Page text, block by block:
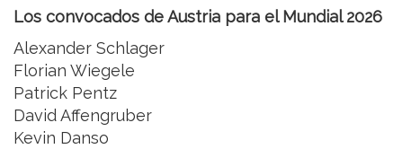
Los convocados de Austria para el Mundial 2026
Alexander Schlager
Florian Wiegele
Patrick Pentz
David Affengruber
Kevin Danso